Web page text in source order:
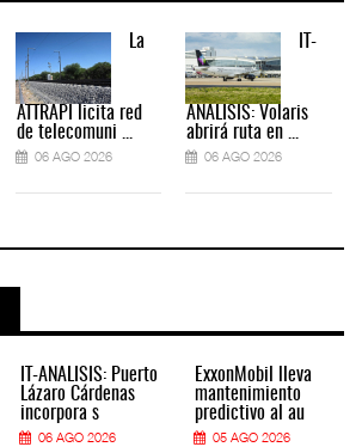
La
ATTRAPI licita red
de telecomuni ...
06 AGO 2026
IT-
ANÁLISIS: Volaris
abrirá ruta en ...
06 AGO 2026
IT-ANÁLISIS: Puerto
Lázaro Cárdenas
incorpora s
06 AGO 2026
ExxonMobil lleva
mantenimiento
predictivo al au
05 AGO 2026